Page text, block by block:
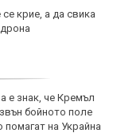
крие, а да свика
е знак, че Кремъл
бойното поле
на Украйна